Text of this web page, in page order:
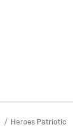
Heroes Patriotic